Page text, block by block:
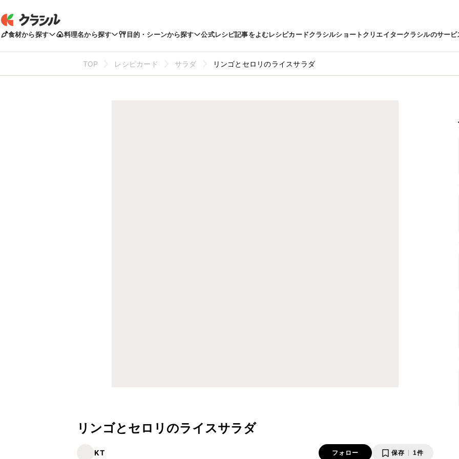
食材から探す 料理名から探す 目的・シーンから探す 公式レシピ記事をよむレシピカードクラシルショートクリエイタークラシルのサービ
TOP レシピカード サラダ リンゴとセロリのライスサラダ
リンゴとセロリのライスサラダ
KT フォロー 保存 1件